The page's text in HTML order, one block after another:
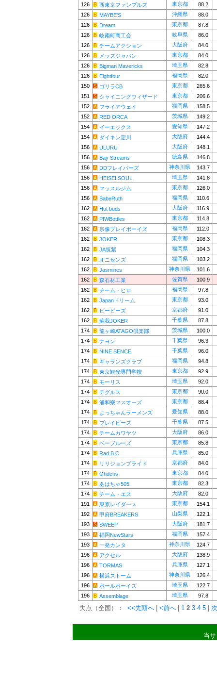
126
西東京ファンブルズ 東京都
88.2
126
MAYBE'S 沖縄県
88.0
126
Dream 東京都
87.8
126
岐南町商工会 岐阜県
86.0
126
チームアクション 大阪府
84.0
126
メッズジャパン 東京都
84.0
126
Bigman Mavericks 埼玉県
82.8
126
Eightfour 福岡県
82.0
150
ゴリラCB 東京都
265.6
151
シャイニングウィザード 東京都
206.6
152
フライアウェイ 福岡県
158.5
152
RED ORCA 茨城県
149.2
154
イーエックス 愛知県
147.2
154
ダイキン淀川 大阪府
144.4
156
ULURU 大阪府
148.1
156
Bay Streams 徳島県
146.8
156
DDフレイバーズ 神奈川県
143.7
156
HEISEI SOUL 埼玉県
141.8
156
マッスルジム 東京都
126.0
156
BabeRuth 福岡県
110.6
162
Hot buds 大阪府
116.9
162
PIWBottles 東京都
114.8
162
宗像プレイボーイズ 福岡県
112.0
162
JOKER 東京都
108.3
162
JA筑紫 福岡県
104.3
162
オニセンズ 福岡県
103.2
162
Jasmines 神奈川県
101.6
162
森石材工業 佐賀県
100.9
162
チーム・ヒロ 福岡県
97.8
162
Japanドリーム 東京都
93.0
162
ビービーズ 京都府
91.0
162
蘇我JOKER 千葉県
87.8
174
龍ヶ崎ATAGO倶楽部 茨城県
100.0
174
ナヨン 千葉県
96.3
174
NINE SENCE 千葉県
96.0
174
ギャランズクラブ 福岡県
94.8
174
東京観光専門学校 東京都
92.9
174
モーリス 埼玉県
92.0
174
テグルス 東京都
90.0
174
浦和寮マスオーズ 東京都
88.4
174
よっちゃんラーメンズ 愛知県
88.0
174
ブレイビーズ 千葉県
87.5
174
チームカワヤツ 大阪府
86.0
174
ベーブルーズ 東京都
85.8
174
Rad.B.C 兵庫県
85.0
174
リリジョンプライド 京都府
84.0
174
Ohdens 東京都
84.0
174
あはちゃ505 東京都
82.3
174
チーム・エス 大阪府
82.0
191
東京レイダース 東京都
154.1
192
甲府BREAKERS 山梨県
122.1
193
SWEEP 大阪府
181.7
193
福岡NewStars 福岡県
157.4
193
一発カンタ 神奈川県
124.7
196
アクセル 大阪府
138.9
196
TORMAS 兵庫県
127.1
196
横浜ストーム 神奈川県
126.4
196
ボールボーイズ 埼玉県
122.7
196
Assemblage 埼玉県 97.8
失点（全国）： <<先頭へ <前へ 1 2 3 4 5
当